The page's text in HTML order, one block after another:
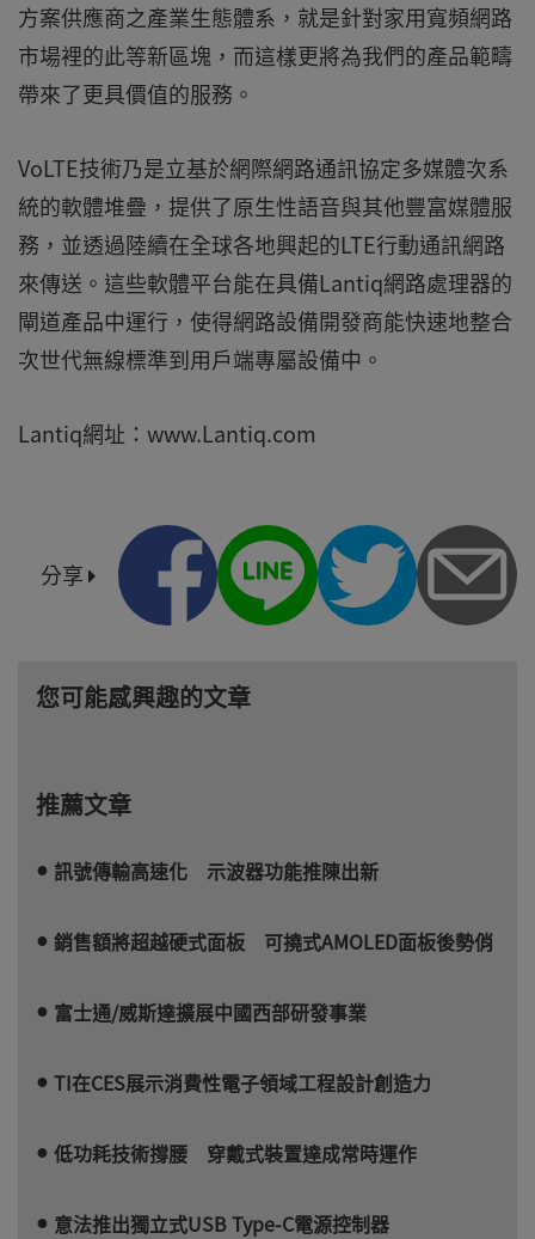
方案供應商之產業生態體系，就是針對家用寬頻網路
市場裡的此等新區塊，而這樣更將為我們的產品範疇
帶來了更具價值的服務。
VoLTE技術乃是立基於網際網路通訊協定多媒體次系
統的軟體堆疊，提供了原生性語音與其他豐富媒體服
務，並透過陸續在全球各地興起的LTE行動通訊網路
來傳送。這些軟體平台能在具備Lantiq網路處理器的
閘道產品中運行，使得網路設備開發商能快速地整合
次世代無線標準到用戶端專屬設備中。
Lantiq網址：www.Lantiq.com
分享
您可能感興趣的文章
推薦文章
訊號傳輸高速化 示波器功能推陳出新
銷售額將超越硬式面板 可撓式AMOLED面板後勢俏
富士通/威斯達擴展中國西部研發事業
TI在CES展示消費性電子領域工程設計創造力
低功耗技術撐腰 穿戴式裝置達成常時運作
意法推出獨立式USB Type-C電源控制器